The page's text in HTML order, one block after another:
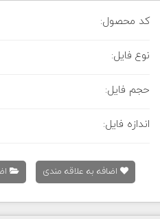
کد محصول:
نوع فایل:
حجم فایل:
اندازه فایل:
اضافه به علاقه مندی